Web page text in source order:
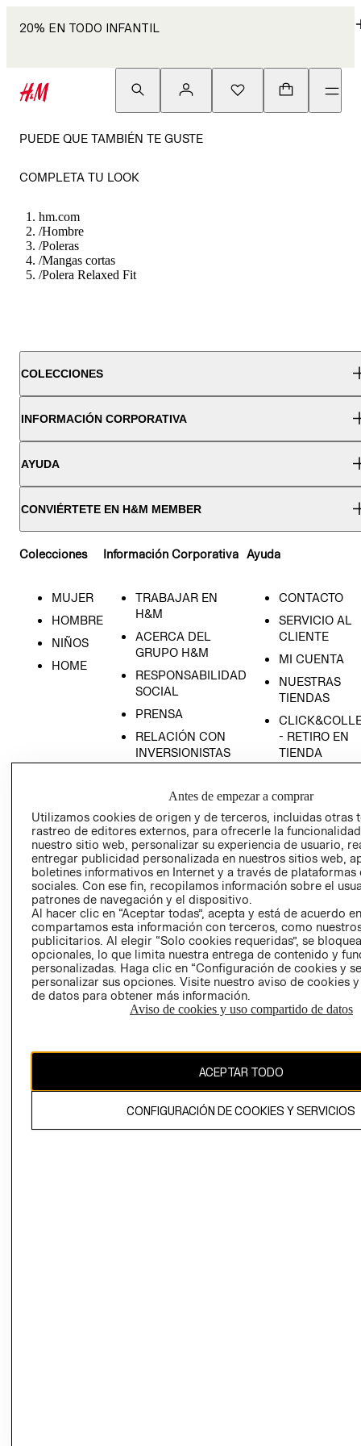
20% EN TODO INFANTIL
PUEDE QUE TAMBIÉN TE GUSTE
COMPLETA TU LOOK
hm.com
/Hombre
/Poleras
/Mangas cortas
/Polera Relaxed Fit
COLECCIONES
INFORMACIÓN CORPORATIVA
AYUDA
CONVIÉRTETE EN H&M MEMBER
Colecciones
MUJER
HOMBRE
NIÑOS
HOME
Información Corporativa
TRABAJAR EN
H&M
ACERCA DEL
GRUPO H&M
RESPONSABILIDAD
SOCIAL
PRENSA
RELACIÓN CON
INVERSIONISTAS
EMPRESARIAL
Ayuda
CONTACTO
SERVICIO AL
CLIENTE
MI CUENTA
NUESTRAS
TIENDAS
- RETIRO EN
TIENDA
CONDICIONES
AVISO DE
PRIVACIDAD
GIFT CARD
AVISO DE
COOKIES
Chile ($)
El contenido de esta página web está protegido por copyright y es
propiedad de H&M Hennes & Mauritz AB.
Antes de empezar a comprar
Utilizamos cookies de origen y de terceros, incluidas otras
rastreo de editores externos, para ofrecerle la
nuestro sitio web, personalizar su experiencia de usuario,
entregar publicidad personalizada en nuestros sitios web,
boletines informativos en Internet y a través de plataformas
sociales. Con ese fin, recopilamos información sobre el
patrones de navegación y el dispositivo.
Al hacer clic en “Aceptar todas”, acepta y está de acuerdo
compartamos esta información con terceros, como
publicitarios. Al elegir “Solo cookies requeridas”, se
opcionales, lo que limita nuestra entrega de contenido y
personalizadas. Haga clic en “Configuración de cookies y
personalizar sus opciones. Visite nuestro aviso de cookies
de datos para obtener más información.
Aviso de cookies y uso compartido de datos
ACEPTAR TODO
CONFIGURACIÓN DE COOKIES Y SERVICIOS